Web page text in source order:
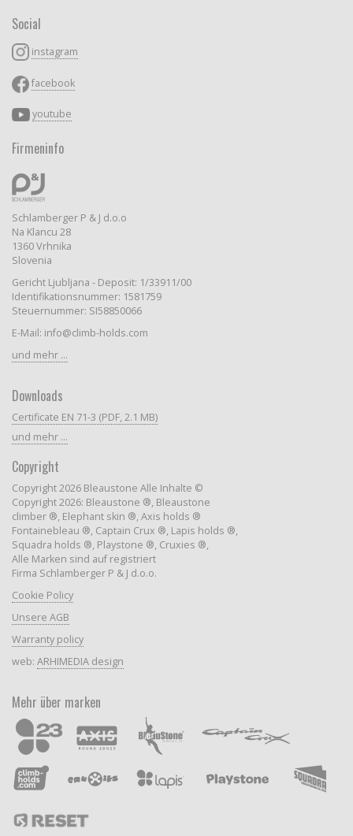
Social
instagram
facebook
youtube
Firmeninfo
Schlamberger P & J d.o.o
Na Klancu 28
1360 Vrhnika
Slovenia
Gericht Ljubljana - Deposit: 1/33911/00
Identifikationsnummer: 1581759
Steuernummer: SI58850066
E-Mail: info@climb-holds.com
und mehr ...
Downloads
Certificate EN 71-3 (PDF, 2.1 MB)
und mehr ...
Copyright
Copyright 2026 Bleaustone Alle Inhalte ©
Copyright 2026: Bleaustone ®, Bleaustone
climber ®, Elephant skin ®, Axis holds ®
Fontainebleau ®, Captain Crux ®, Lapis holds ®,
Squadra holds ®, Playstone ®, Cruxies ®,
Alle Marken sind auf registriert
Firma Schlamberger P & J d.o.o.
Cookie Policy
Unsere AGB
Warranty policy
web: ARHIMEDIA design
Mehr über marken